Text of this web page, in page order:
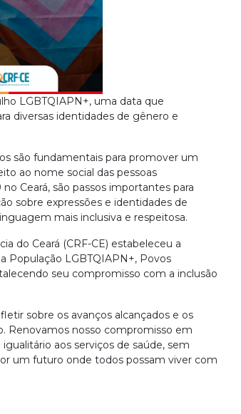
LGBTQIAPN+, uma data que
diversas identidades de gênero e
são fundamentais para promover um
ao nome social das pessoas
Ceará, são passos importantes para
sobre expressões e identidades de
mais inclusiva e respeitosa.
do Ceará (CRF-CE) estabeleceu a
População LGBTQIAPN+, Povos
seu compromisso com a inclusão
sobre os avanços alcançados e os
Renovamos nosso compromisso em
aos serviços de saúde, sem
um futuro onde todos possam viver com